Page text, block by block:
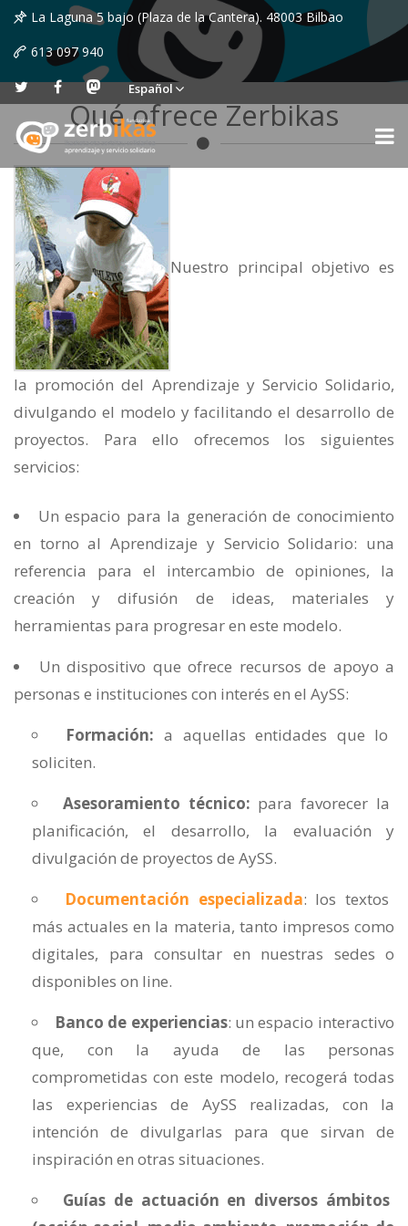
La Laguna 5 bajo (Plaza de la Cantera). 48003 Bilbao
613 097 940
Español
Qué ofrece Zerbikas
Nuestro principal objetivo es
la promoción del Aprendizaje y Servicio Solidario,
divulgando el modelo y facilitando el desarrollo de
proyectos. Para ello ofrecemos los siguientes
servicios:
Un espacio para la generación de conocimiento
en torno al Aprendizaje y Servicio Solidario: una
referencia para el intercambio de opiniones, la
creación y difusión de ideas, materiales y
herramientas para progresar en este modelo.
Un dispositivo que ofrece recursos de apoyo a
personas e instituciones con interés en el AySS:
Formación: a aquellas entidades que lo
soliciten.
Asesoramiento técnico: para favorecer la
planificación, el desarrollo, la evaluación y
divulgación de proyectos de AySS.
Documentación especializada: los textos
más actuales en la materia, tanto impresos como
digitales, para consultar en nuestras sedes o
disponibles on line.
Banco de experiencias: un espacio interactivo
que, con la ayuda de las personas
comprometidas con este modelo, recogerá todas
las experiencias de AySS realizadas, con la
intención de divulgarlas para que sirvan de
inspiración en otras situaciones.
Guías de actuación en diversos ámbitos